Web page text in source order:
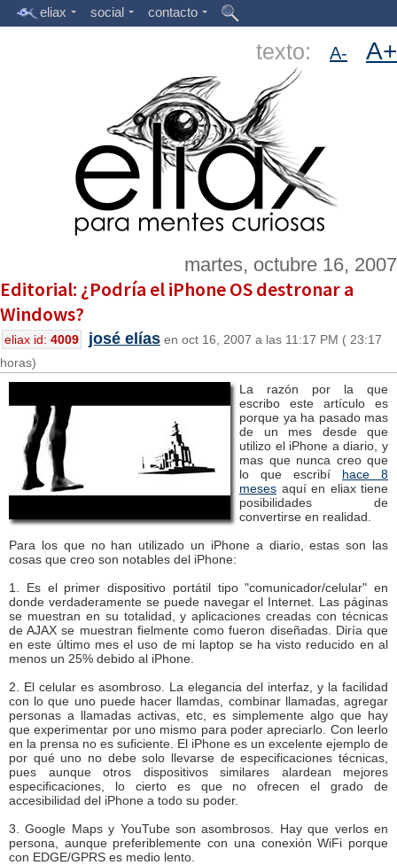
eliax social contacto
texto: A- A+
martes, octubre 16, 2007
Editorial: ¿Podría el iPhone OS destronar a
Windows?
eliax id: 4009 josé elías en oct 16, 2007 a las 11:17 PM ( 23:17
horas)
La razón por la que
escribo este artículo es
porque ya ha pasado mas
de un mes desde que
utilizo el iPhone a diario, y
mas que nunca creo que
lo que escribí hace 8
meses aquí en eliax tiene
posibilidades de
convertirse en realidad.
Para los que no han utilizado un iPhone a diario, estas son las
cosas que creo son notables del iPhone:
1. Es el primer dispositivo portátil tipo "comunicador/celular" en
donde verdaderamente se puede navegar el Internet. Las páginas
se muestran en su totalidad, y aplicaciones creadas con técnicas
de AJAX se muestran fielmente como fueron diseñadas. Diría que
en este último mes el uso de mi laptop se ha visto reducido en al
menos un 25% debido al iPhone.
2. El celular es asombroso. La elegancia del interfaz, y la facilidad
con lo que uno puede hacer llamdas, combinar llamadas, agregar
personas a llamadas activas, etc, es simplemente algo que hay
que experimentar por uno mismo para poder apreciarlo. Con leerlo
en la prensa no es suficiente. El iPhone es un excelente ejemplo de
por qué uno no debe solo llevarse de especificaciones técnicas,
pues aunque otros dispositivos similares alardean mejores
especificaciones, lo cierto es que no ofrecen el grado de
accesibilidad del iPhone a todo su poder.
3. Google Maps y YouTube son asombrosos. Hay que verlos en
persona, aunque preferiblemente con una conexión WiFi porque
con EDGE/GPRS es medio lento.